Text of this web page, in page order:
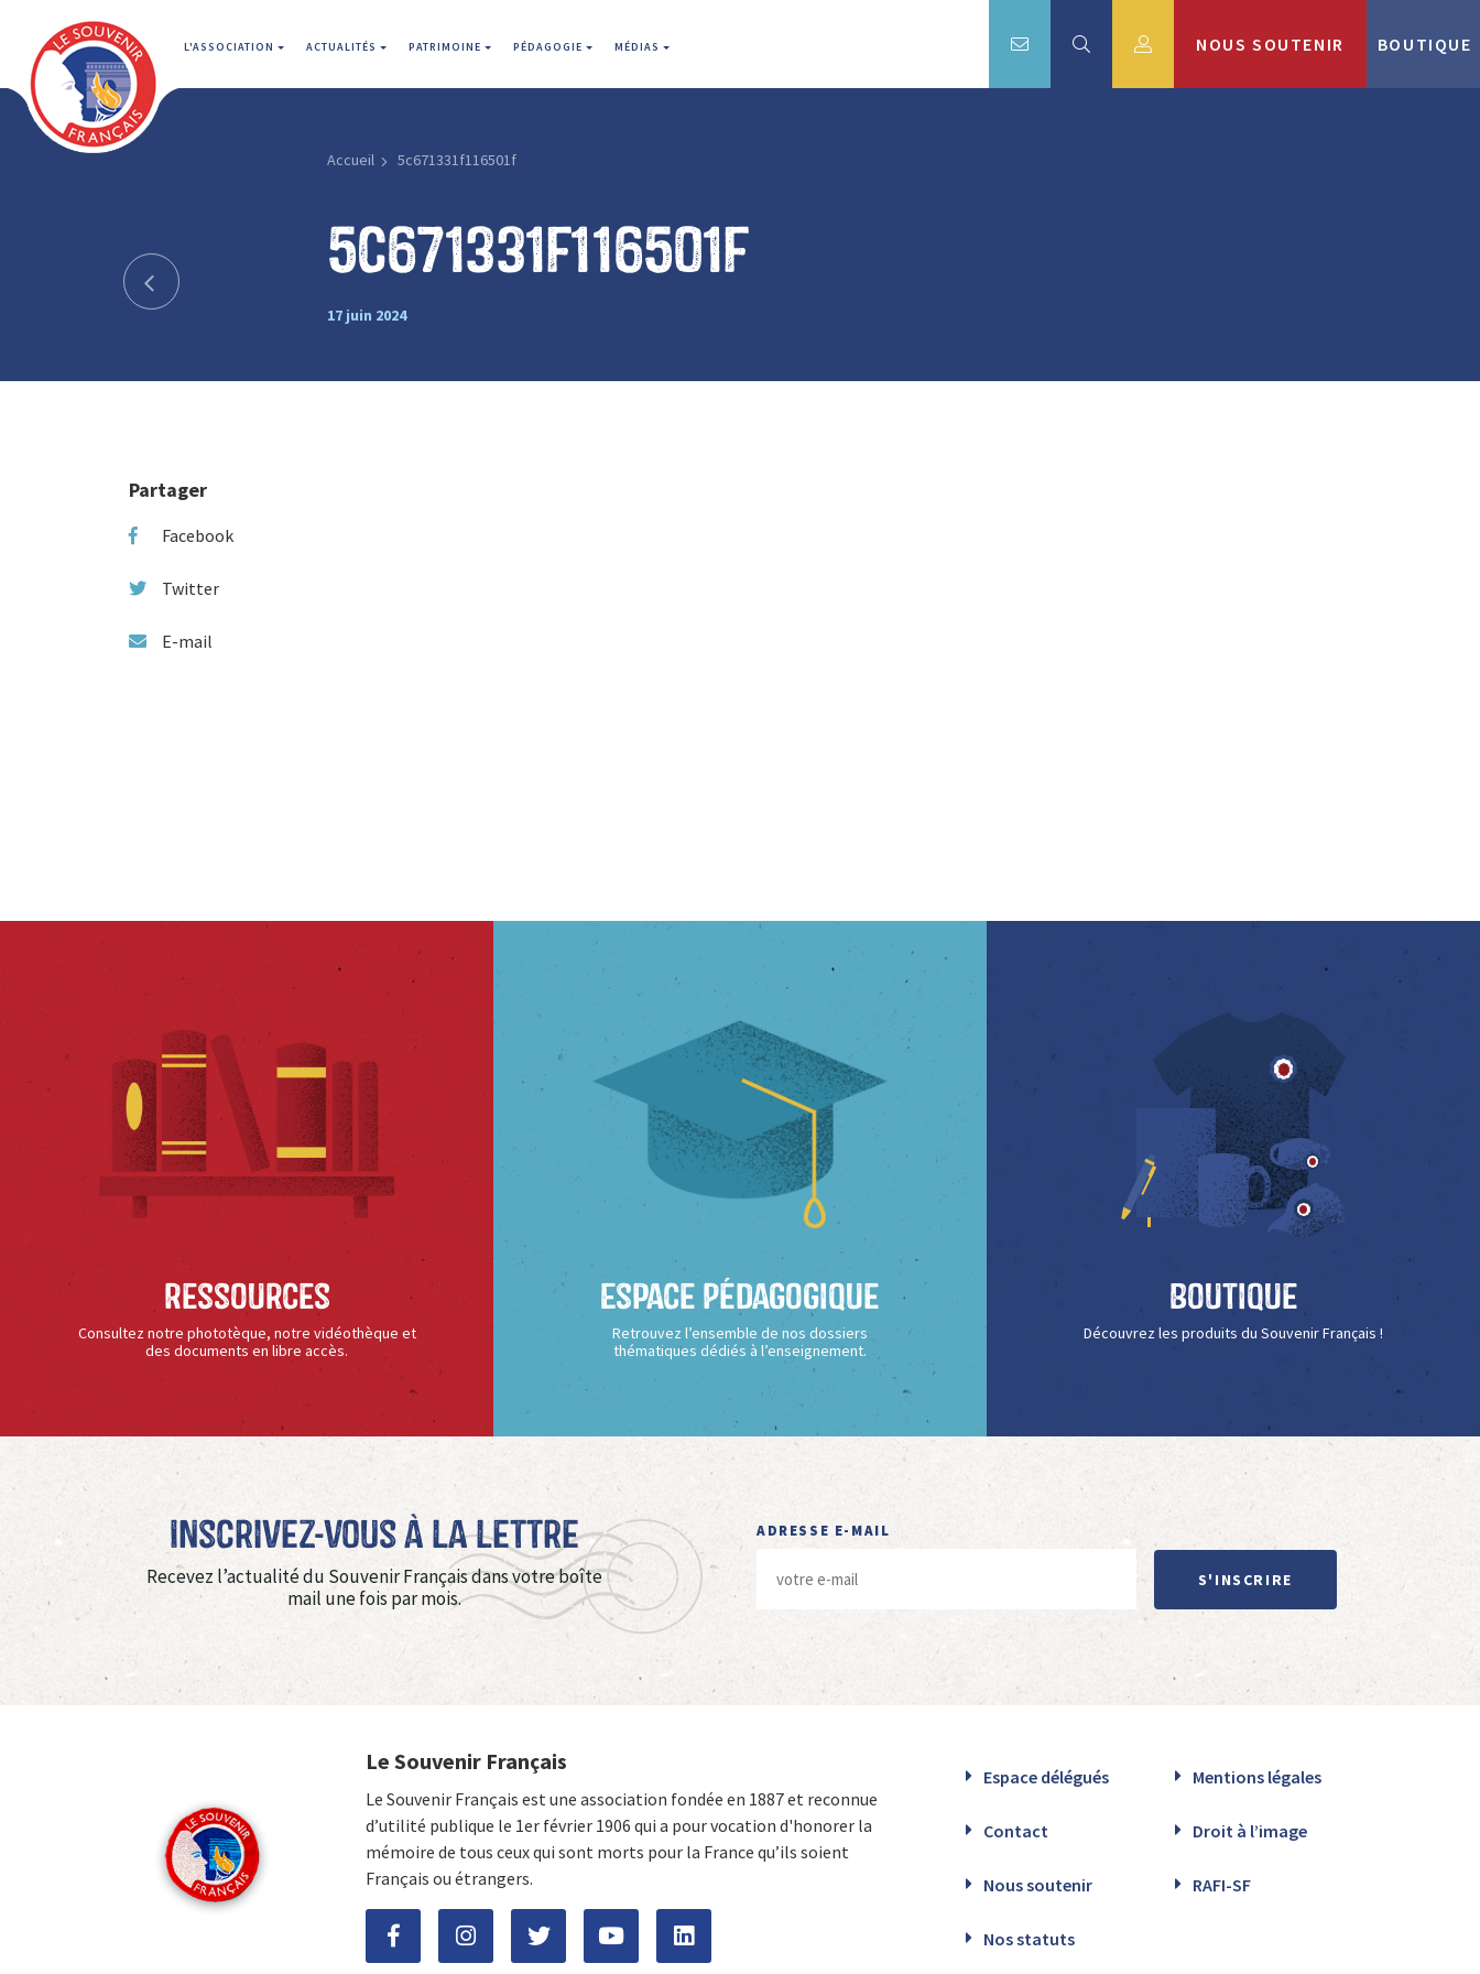
L'ASSOCIATION ACTUALITÉS PATRIMOINE PÉDAGOGIE MÉDIAS NOUS SOUTENIR BOUTIQUE
Accueil 5c671331f116501f
5c671331f116501f
17 juin 2024
Partager
Facebook
Twitter
E-mail
Ressources
Consultez notre phototèque, notre vidéothèque et
des documents en libre accès.
Espace Pédagogique
Retrouvez l’ensemble de nos dossiers
thématiques dédiés à l’enseignement.
Boutique
Découvrez les produits du Souvenir Français !
Inscrivez-vous à La Lettre
Recevez l’actualité du Souvenir Français dans votre boîte
mail une fois par mois.
ADRESSE E-MAIL
S'INSCRIRE
Le Souvenir Français
Le Souvenir Français est une association fondée en 1887 et reconnue
d’utilité publique le 1er février 1906 qui a pour vocation d'honorer la
mémoire de tous ceux qui sont morts pour la France qu’ils soient
Français ou étrangers.
Espace délégués Mentions légales
Contact Droit à l’image
Nous soutenir RAFI-SF
Nos statuts